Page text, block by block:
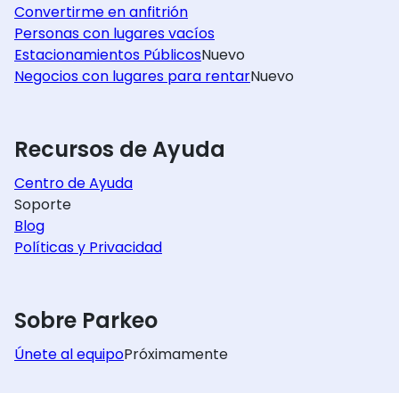
Convertirme en anfitrión
Personas con lugares vacíos
Estacionamientos PúblicosNuevo
Negocios con lugares para rentarNuevo
Recursos de Ayuda
Centro de Ayuda
Soporte
Blog
Políticas y Privacidad
Sobre Parkeo
Únete al equipoPróximamente